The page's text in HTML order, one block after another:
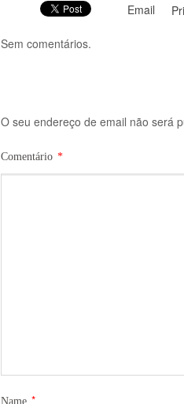
Email
Sem comentários.
O seu endereço de email não será
Comentário *
Name *